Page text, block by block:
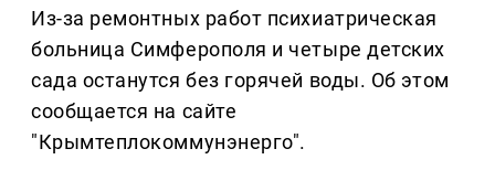
Из-за ремонтных работ психиатрическая
больница Симферополя и четыре детских
сада останутся без горячей воды. Об этом
сообщается на сайте
"Крымтеплокоммунэнерго".